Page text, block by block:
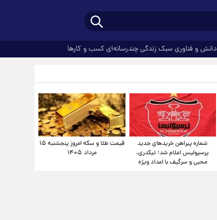
دانش و فناوری سبک زندگیچندرسانه‌ای کسب و کارها
شماره پیراهن خریدهای جدید
پرسپولیس اعلام شد؛ تیکدری،
محبی و سرگیف با اعداد ویژه
قیمت طلا و سکه امروز پنجشنبه ۱۵
مرداد ۱۴۰۵